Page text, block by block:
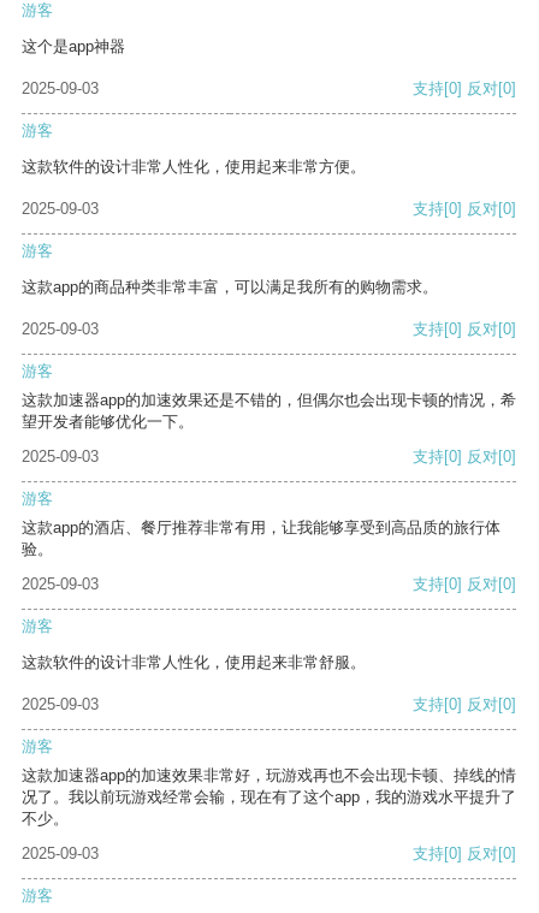
游客
这个是app神器
2025-09-03 支持[0] 反对[0]
游客
这款软件的设计非常人性化，使用起来非常方便。
2025-09-03 支持[0] 反对[0]
游客
这款app的商品种类非常丰富，可以满足我所有的购物需求。
2025-09-03 支持[0] 反对[0]
游客
这款加速器app的加速效果还是不错的，但偶尔也会出现卡顿的情况，希
望开发者能够优化一下。
2025-09-03
支持[0] 反对[0]
游客
这款app的酒店、餐厅推荐非常有用，让我能够享受到高品质的旅行体
验。
2025-09-03
支持[0] 反对[0]
游客
这款软件的设计非常人性化，使用起来非常舒服。
2025-09-03 支持[0] 反对[0]
游客
这款加速器app的加速效果非常好，玩游戏再也不会出现卡顿、掉线的情
况了。我以前玩游戏经常会输，现在有了这个app，我的游戏水平提升了
不少。
2025-09-03
支持[0] 反对[0]
游客